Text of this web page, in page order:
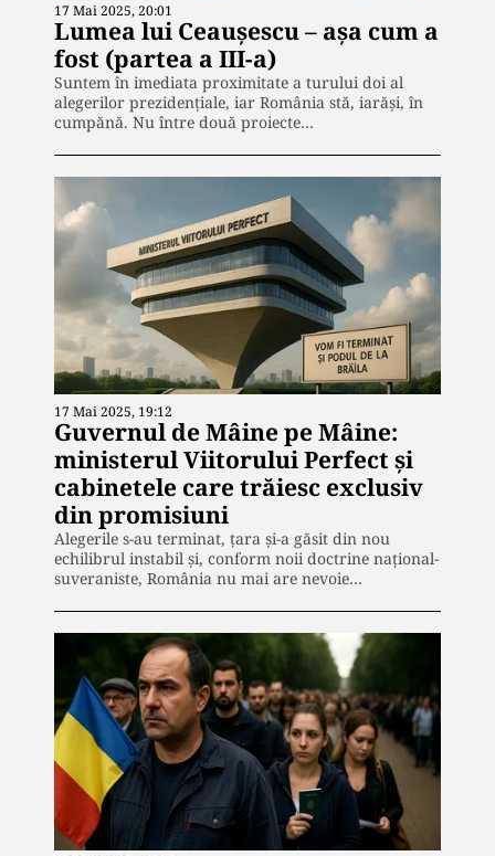
17 Mai 2025, 20:01
Lumea lui Ceaușescu – așa cum a
fost (partea a III-a)
Suntem în imediata proximitate a turului doi al
alegerilor prezidențiale, iar România stă, iarăși, în
cumpănă. Nu între două proiecte…
17 Mai 2025, 19:12
Guvernul de Mâine pe Mâine:
ministerul Viitorului Perfect și
cabinetele care trăiesc exclusiv
din promisiuni
Alegerile s-au terminat, țara și-a găsit din nou
echilibrul instabil și, conform noii doctrine național-
suveraniste, România nu mai are nevoie…